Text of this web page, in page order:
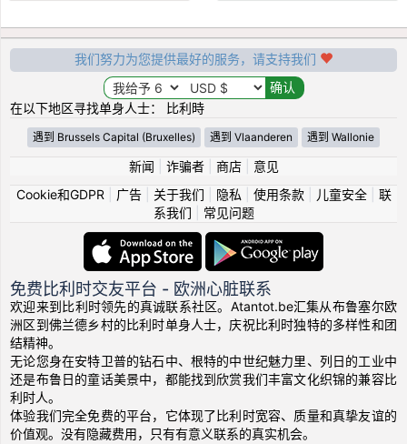
我们努力为您提供最好的服务，请支持我们
在以下地区寻找单身人士： 比利時
遇到 Brussels Capital (Bruxelles) 遇到 Vlaanderen 遇到 Wallonie
新闻 诈骗者| 商店| 意见
Cookie和GDPR
广告| 关于我们 隐私 使用条款| 儿童安全| 联
系我们
常见问题
免费比利时交友平台 - 欧洲心脏联系
欢迎来到比利时领先的真诚联系社区。Atantot.be汇集从布鲁塞尔欧
洲区到佛兰德乡村的比利时单身人士，庆祝比利时独特的多样性和团
结精神。
无论您身在安特卫普的钻石中、根特的中世纪魅力里、列日的工业中
还是布鲁日的童话美景中，都能找到欣赏我们丰富文化织锦的兼容比
利时人。
体验我们完全免费的平台，它体现了比利时宽容、质量和真挚友谊的
价值观。没有隐藏费用，只有有意义联系的真实机会。